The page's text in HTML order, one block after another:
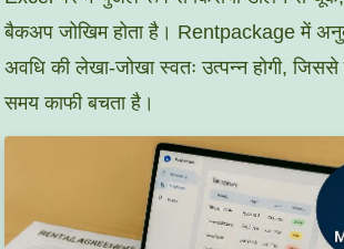
बैकअप जोखिम होता है। Rentpackage में
अवधि की लेखा-जोखा स्वतः उत्पन्न होगी, जिससे
समय काफी बचता है।